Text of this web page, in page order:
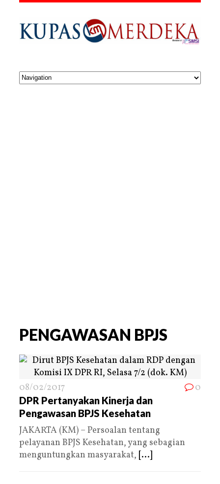
PENGAWASAN BPJS
08/02/2017 0
DPR Pertanyakan Kinerja dan
Pengawasan BPJS Kesehatan
JAKARTA (KM) – Persoalan tentang
pelayanan BPJS Kesehatan, yang sebagian
menguntungkan masyarakat, [...]